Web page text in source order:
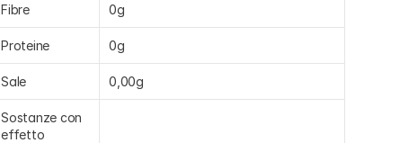
Fibre 0g
Proteine 0g
Sale 0,00g
Sostanze con
effetto